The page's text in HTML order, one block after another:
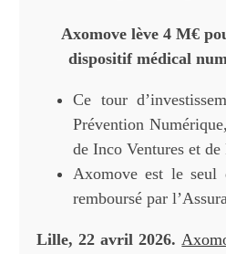
Axomove lève 4 M€
dispositif médical
Ce tour
Prévention
de Inco Ventures et
Axomove est le seul
remboursé par
Lille, 22 avril 2026.